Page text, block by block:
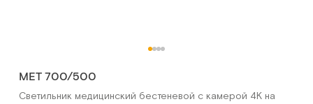
МЕТ 700/500
Светильник медицинский бестеневой с камерой 4К на